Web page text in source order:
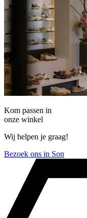
Kom passen in
onze winkel
Wij helpen je graag!
Bezoek ons in Son